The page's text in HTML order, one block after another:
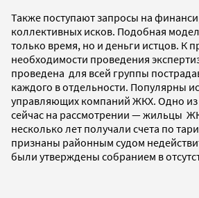
Также поступают запросы на
коллективных исков. Подобная
только время, но и деньги истцов. К
необходимости проведения
проведена для всей группы
каждого в отдельности. Популярны
управляющих компаний ЖКХ. Одно из
сейчас на рассмотрении — жильцы
несколько лет получали счета по
признаны районным судом
были утверждены собранием в